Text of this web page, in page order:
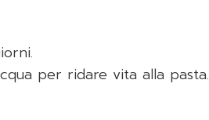
per ridare vita alla pasta.